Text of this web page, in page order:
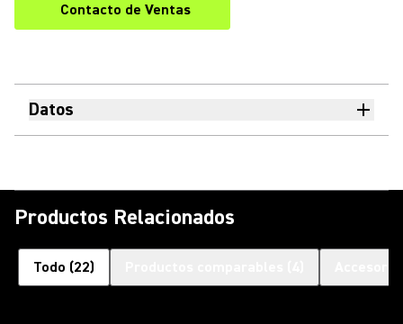
Contacto de Ventas
Datos
Productos Relacionados
Todo (22)